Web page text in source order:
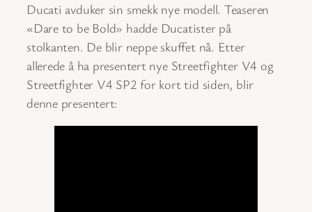
Ducati avduker sin smekk nye modell. Teaseren
«Dare to be Bold» hadde Ducatister på
stolkanten. De blir neppe skuffet nå. Etter
allerede å ha presentert nye Streetfighter V4 og
Streetfighter V4 SP2 for kort tid siden, blir
denne presentert: